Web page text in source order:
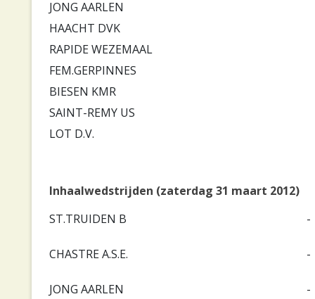
JONG AARLEN
HAACHT DVK
RAPIDE WEZEMAAL
FEM.GERPINNES
BIESEN KMR
SAINT-REMY US
LOT D.V.
Inhaalwedstrijden (zaterdag 31 maart 2012)
ST.TRUIDEN B
-
CHASTRE A.S.E. -
JONG AARLEN -